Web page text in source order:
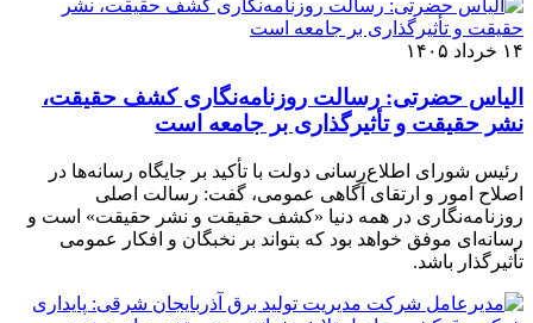
۱۴ خرداد ۱۴۰۵
الیاس حضرتی: رسالت روزنامه‌نگاری کشف حقیقت،
نشر حقیقت و تأثیرگذاری بر جامعه است
رئیس شورای اطلاع‌رسانی دولت با تأکید بر جایگاه رسانه‌ها در
اصلاح امور و ارتقای آگاهی عمومی، گفت: رسالت اصلی
روزنامه‌نگاری در همه دنیا «کشف حقیقت و نشر حقیقت» است و
رسانه‌ای موفق خواهد بود که بتواند بر نخبگان و افکار عمومی
تأثیرگذار باشد.